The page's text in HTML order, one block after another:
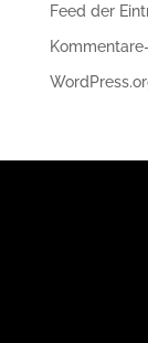
Feed der